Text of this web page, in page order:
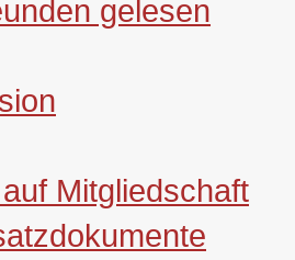
gelesen
Mitgliedschaft